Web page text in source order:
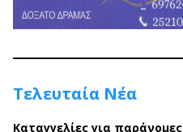
Τελευταία Νέα
Καταγγελίες για παράνομες